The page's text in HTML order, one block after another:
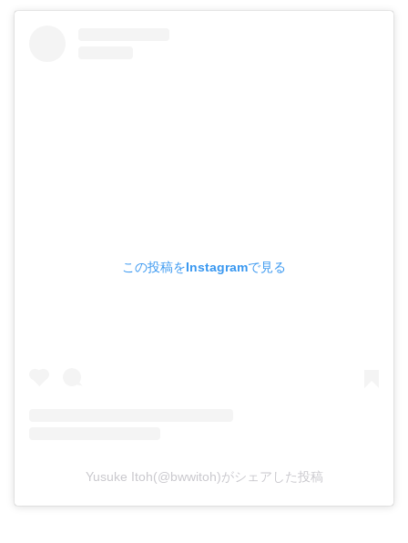
この投稿をInstagramで見る
Yusuke Itoh(@bwwitoh)がシェアした投稿